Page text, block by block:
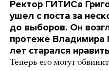
Ректор ГИТИСа
ушел с поста за
до выборов. Он
протеже Владимира
лет старался
Теперь его могут